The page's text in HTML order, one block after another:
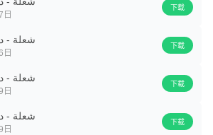
日
下载
شعلة -
日
下载
شعلة -
日
下载
شعلة -
日
下载